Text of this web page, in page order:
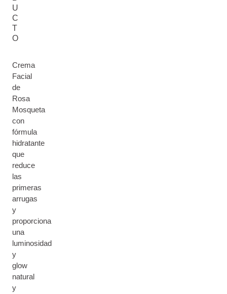
U
C
T
O
Crema
Facial
de
Rosa
Mosqueta
con
fórmula
hidratante
que
reduce
las
primeras
arrugas
y
proporciona
una
luminosidad
y
glow
natural
y